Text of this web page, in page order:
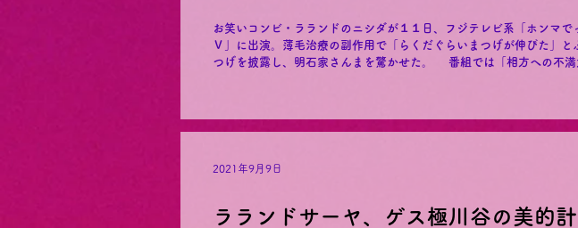
お笑いコンビ・ラランドのニシダが１１日、フジテレビ系「ホンマで
Ｖ」に出演。薄毛治療の副作用で「らくだぐらいまつげが伸びた」と
つげを披露し、明石家さんまを驚かせた。 番組では「相方への不満大爆発Ｓ
ラランドサーヤ、ゲス極川谷の美的
2021年9月9日